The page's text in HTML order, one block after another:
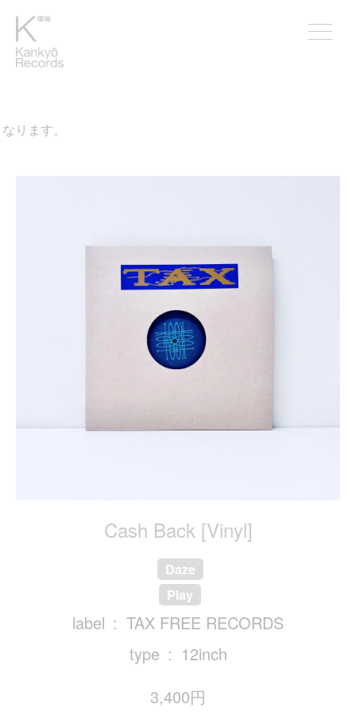
ます。
Cash Back [Vinyl]
Daze
Play
label
TAX FREE RECORDS
type
12inch
3,400円